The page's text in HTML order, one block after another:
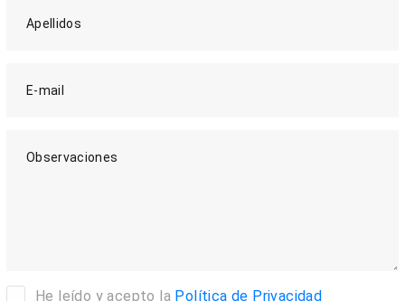
Apellidos
E-mail
Observaciones
He leído y acepto la Política de Privacidad